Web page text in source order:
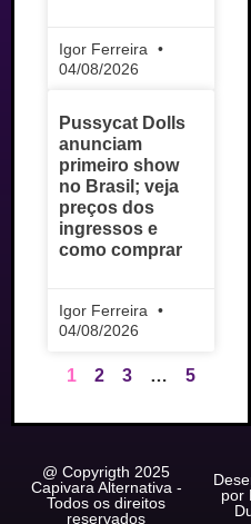
Igor Ferreira
04/08/2026
Pussycat Dolls
anunciam
primeiro show
no Brasil; veja
preços dos
ingressos e
como comprar
Igor Ferreira
04/08/2026
1 2 3 … 5
@ Copyrigth 2025
Capivara Alternativa -
Todos os direitos
reservados
por